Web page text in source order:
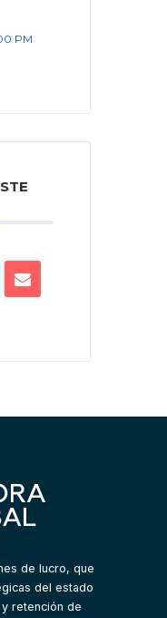
PM
de lucro, que
del estado
retención de